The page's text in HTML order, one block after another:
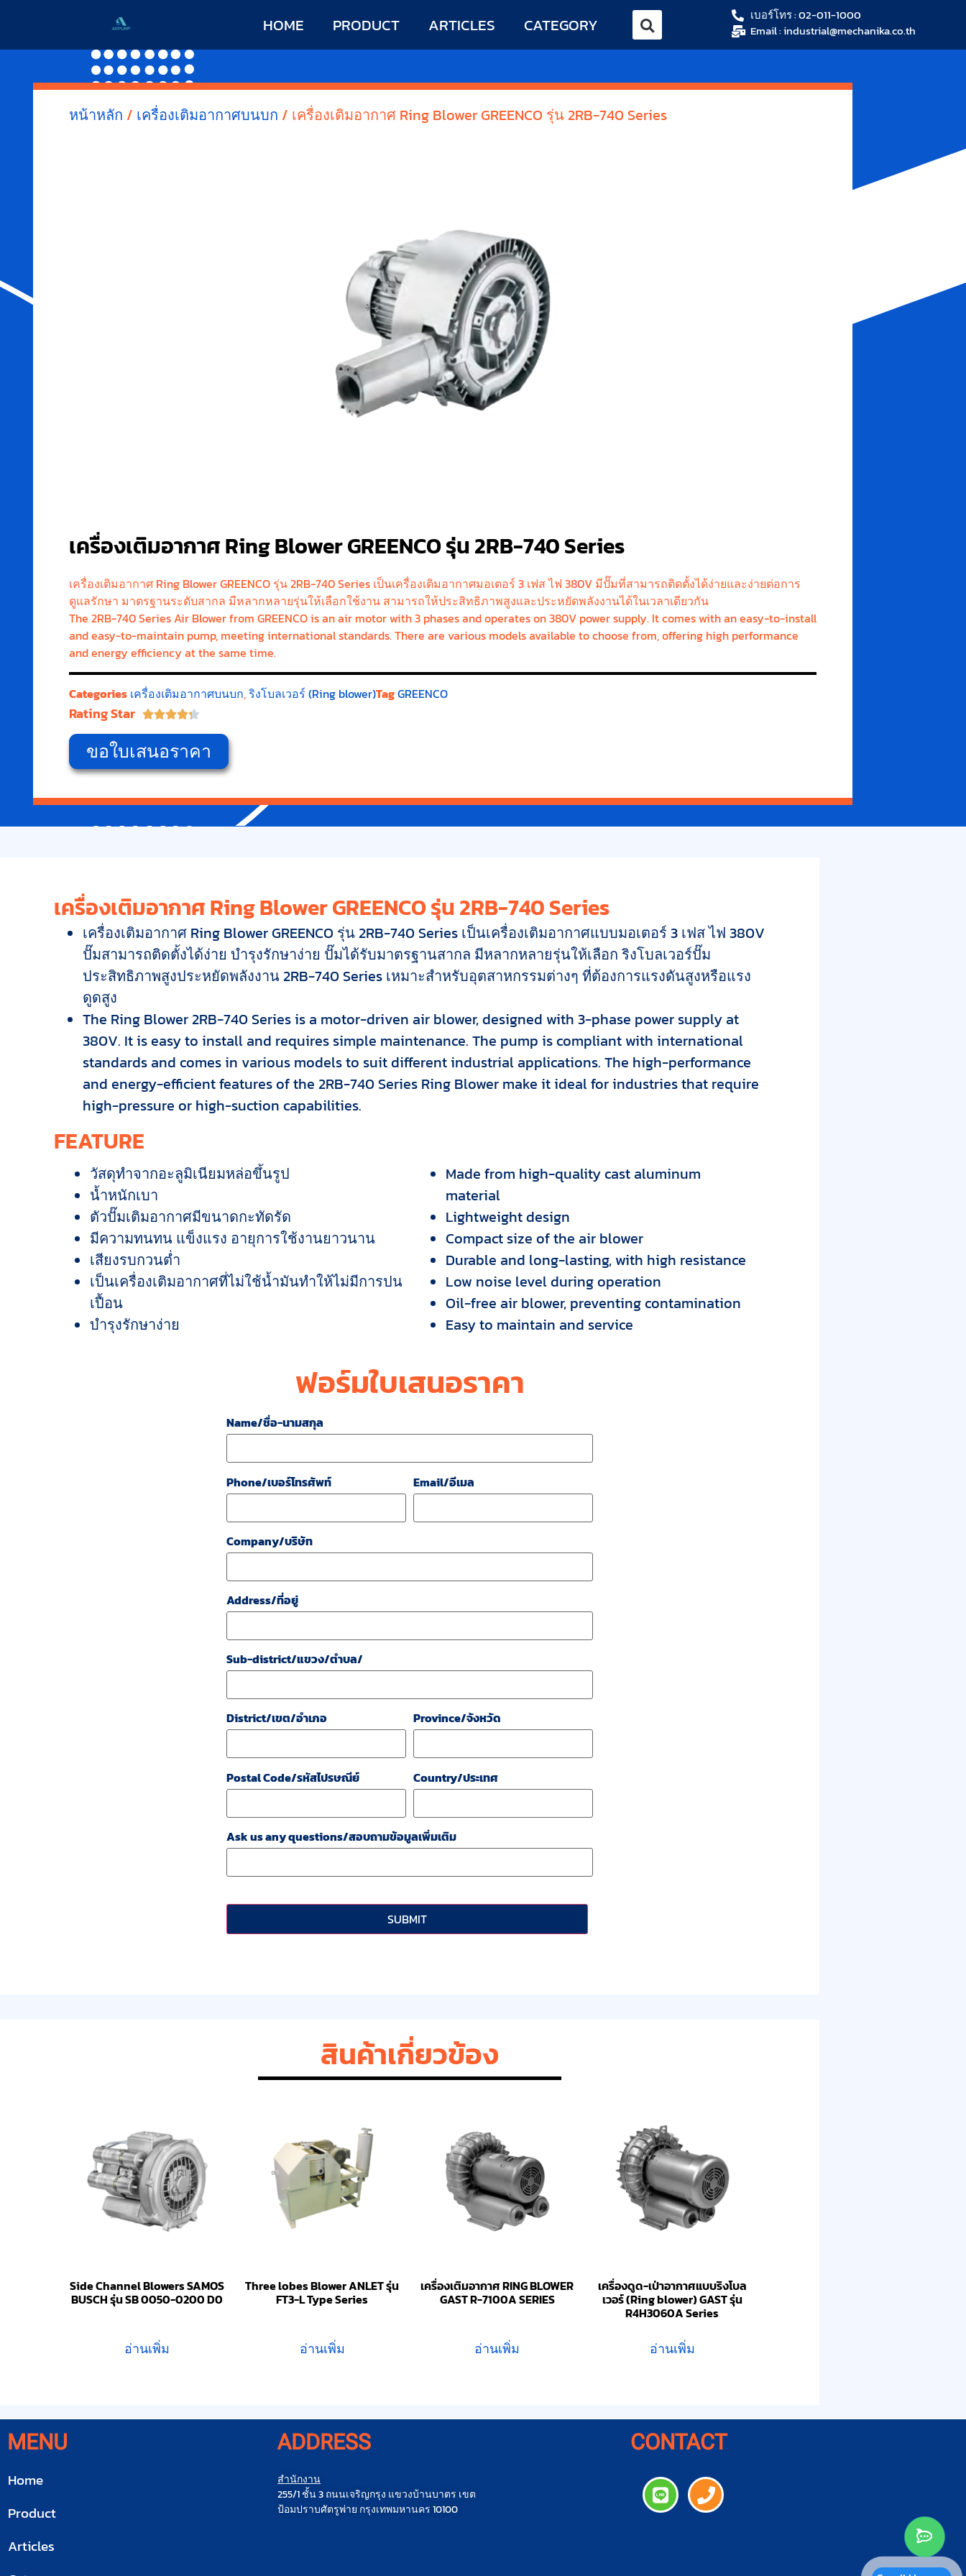
HOME PRODUCT ARTICLES CATEGORY
เบอร์โทร : 02-011-1000
Email : industrial@mechanika.co.th
หน้าหลัก / เครื่องเติมอากาศบนบก / เครื่องเติมอากาศ Ring Blower GREENCO รุ่น 2RB-740 Series
เครื่องเติมอากาศ Ring Blower GREENCO รุ่น 2RB-740 Series
เครื่องเติมอากาศ Ring Blower GREENCO รุ่น 2RB-740 Series เป็นเครื่องเติมอากาศมอเตอร์ 3 เฟส ไฟ 380V มีปั๊มที่สามารถติดตั้งได้ง่ายและง่ายต่อการ
ดูแลรักษา มาตรฐานระดับสากล มีหลากหลายรุ่นให้เลือกใช้งาน สามารถให้ประสิทธิภาพสูงและประหยัดพลังงานได้ในเวลาเดียวกัน
The 2RB-740 Series Air Blower from GREENCO is an air motor with 3 phases and operates on 380V power supply. It comes with an easy-to-install
and easy-to-maintain pump, meeting international standards. There are various models available to choose from, offering high performance
and energy efficiency at the same time.
Categories เครื่องเติมอากาศบนบก,ริงโบลเวอร์ (Ring blower)TagGREENCO
Rating Star 
ขอใบเสนอราคา
เครื่องเติมอากาศ Ring Blower GREENCO รุ่น 2RB-740 Series
เครื่องเติมอากาศ Ring Blower GREENCO รุ่น 2RB-740 Series เป็นเครื่องเติมอากาศแบบมอเตอร์ 3 เฟส ไฟ 380V
ปั๊มสามารถติดตั้งได้ง่าย บำรุงรักษาง่าย ปั๊มได้รับมาตรฐานสากล มีหลากหลายรุ่นให้เลือก ริงโบลเวอร์ปั๊ม
ประสิทธิภาพสูงประหยัดพลังงาน 2RB-740 Series เหมาะสำหรับอุตสาหกรรมต่างๆ ที่ต้องการแรงดันสูงหรือแรง
ดูดสูง
The Ring Blower 2RB-740 Series is a motor-driven air blower, designed with 3-phase power supply at
380V. It is easy to install and requires simple maintenance. The pump is compliant with international
standards and comes in various models to suit different industrial applications. The high-performance
and energy-efficient features of the 2RB-740 Series Ring Blower make it ideal for industries that require
high-pressure or high-suction capabilities.
FEATURE
วัสดุทำจากอะลูมิเนียมหล่อขึ้นรูป
น้ำหนักเบา
ตัวปั๊มเติมอากาศมีขนาดกะทัดรัด
มีความทนทน แข็งแรง อายุการใช้งานยาวนาน
เสียงรบกวนต่ำ
เป็นเครื่องเติมอากาศที่ไม่ใช้น้ำมันทำให้ไม่มีการปน
เปื้อน
บำรุงรักษาง่าย
Made from high-quality cast aluminum
material
Lightweight design
Compact size of the air blower
Durable and long-lasting, with high resistance
Low noise level during operation
Oil-free air blower, preventing contamination
Easy to maintain and service
ฟอร์มใบเสนอราคา
Name/ชื่อ-นามสกุล
Phone/เบอร์โทรศัพท์ Email/อีเมล
Company/บริษัท
Address/ที่อยู่
Sub-district/แขวง/ตำบล/
District/เขต/อำเภอ Province/จังหวัด
Postal Code/รหัสไปรษณีย์ Country/ประเทศ
Ask us any questions/สอบถามข้อมูลเพิ่มเติม
สินค้าเกี่ยวข้อง
Side Channel Blowers SAMOS
BUSCH รุ่น SB 0050-0200 D0
อ่านเพิ่ม
Three lobes Blower ANLET รุ่น
FT3-L Type Series
อ่านเพิ่ม
เครื่องเติมอากาศ RING BLOWER
GAST R-7100A SERIES
อ่านเพิ่ม
เครื่องดูด-เป่าอากาศแบบริงโบล
เวอร์ (Ring blower) GAST รุ่น
R4H3060A Series
อ่านเพิ่ม
MENU
Home
Product
Articles
ADDRESS
สำนักงาน
255/1 ชั้น 3 ถนนเจริญกรุง แขวงบ้านบาตร เขต
ป้อมปราบศัตรูพ่าย กรุงเทพมหานคร 10100
CONTACT